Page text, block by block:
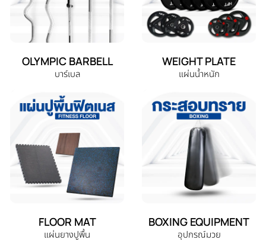
OLYMPIC BARBELL
บาร์เบล
WEIGHT PLATE
แผ่นน้ำหนัก
FLOOR MAT
แผ่นยางปูพื้น
BOXING EQUIPMENT
อุปกรณ์มวย